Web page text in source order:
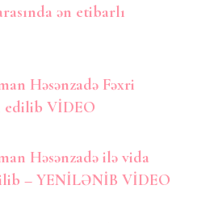
ən etibarlı
Həsənzadə Fəxri
edilib VİDEO
Həsənzadə ilə vida
– YENİLƏNİB VİDEO